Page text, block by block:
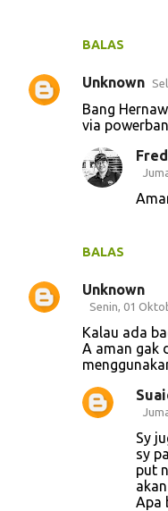
BALAS
Unknown
Bang
via
BALAS
Unknown
Senin, 01
Kalau ada
A aman gak
Sy
sy
put
Apa